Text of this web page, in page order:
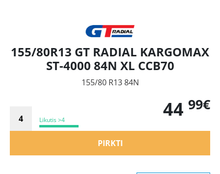
155/80R13 GT RADIAL KARGOMAX
ST-4000 84N XL CCB70
155/80 R13 84N
Likutis >4 44 99€
PIRKTI